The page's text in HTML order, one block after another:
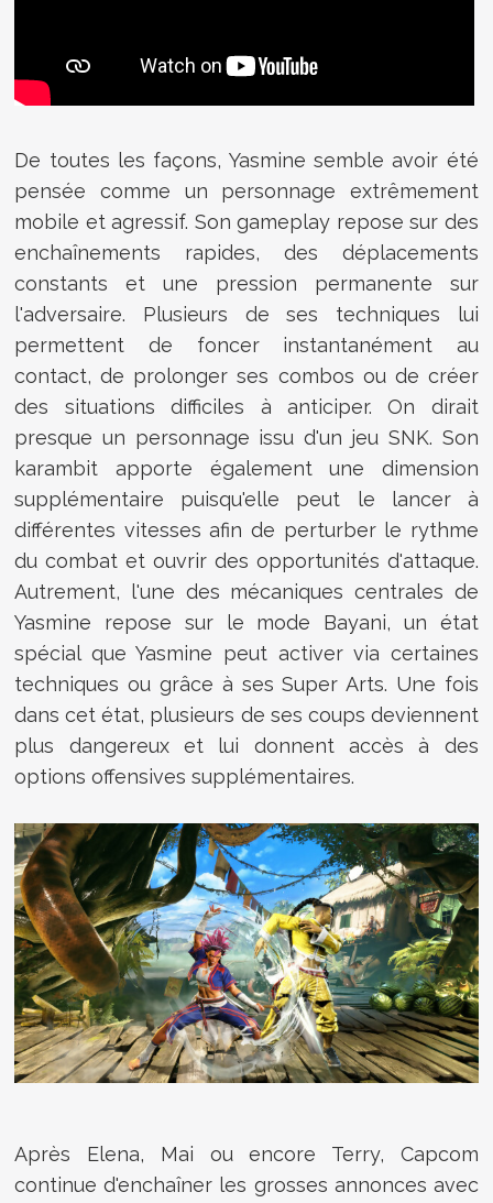
De toutes les façons, Yasmine semble avoir été
pensée comme un personnage extrêmement
mobile et agressif. Son gameplay repose sur des
enchaînements rapides, des déplacements
constants et une pression permanente sur
l'adversaire. Plusieurs de ses techniques lui
permettent de foncer instantanément au
contact, de prolonger ses combos ou de créer
des situations difficiles à anticiper. On dirait
presque un personnage issu d'un jeu SNK. Son
karambit apporte également une dimension
supplémentaire puisqu'elle peut le lancer à
différentes vitesses afin de perturber le rythme
du combat et ouvrir des opportunités d'attaque.
Autrement, l'une des mécaniques centrales de
Yasmine repose sur le mode Bayani, un état
spécial que Yasmine peut activer via certaines
techniques ou grâce à ses Super Arts. Une fois
dans cet état, plusieurs de ses coups deviennent
plus dangereux et lui donnent accès à des
options offensives supplémentaires.
Après Elena, Mai ou encore Terry, Capcom
continue d'enchaîner les grosses annonces avec